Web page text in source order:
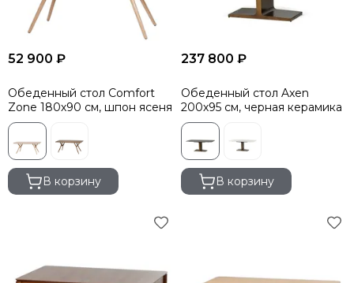
52 900 ₽
Обеденный стол Comfort
Zone 180х90 см, шпон ясеня
В корзину
237 800 ₽
Обеденный стол Axen
200х95 см, черная керамика
В корзину